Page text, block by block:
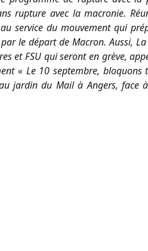
rupture avec la macronie.
au service du mouvement qui
le départ de Macron. Aussi,
et FSU qui seront en grève,
« Le 10 septembre,
jardin du Mail à Angers,